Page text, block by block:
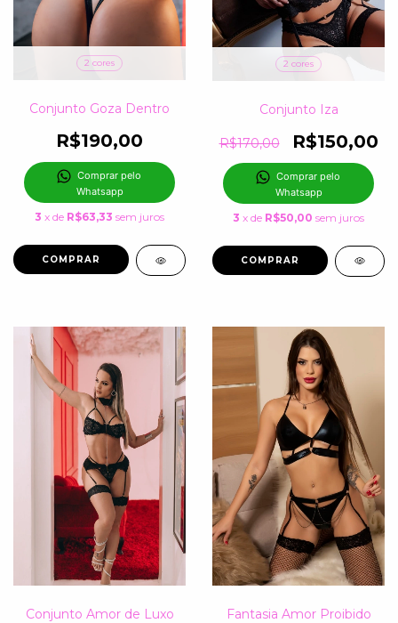
2 cores
Conjunto Goza Dentro
R$190,00
Comprar pelo
Whatsapp
3 x de R$63,33 sem juros
COMPRAR
2 cores
Conjunto Iza
R$170,00 R$150,00
Comprar pelo
Whatsapp
3 x de R$50,00 sem juros
COMPRAR
Conjunto Amor de Luxo Fantasia Amor Proibido